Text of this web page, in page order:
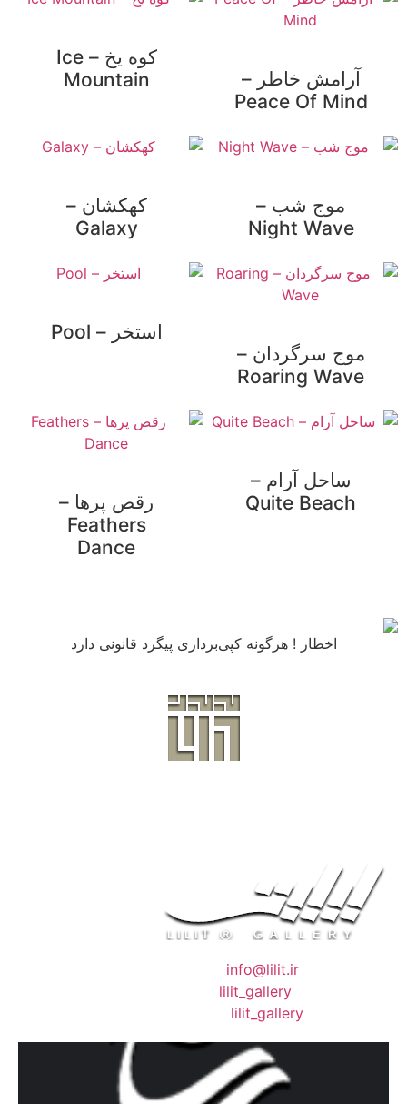
آرامش خاطر –
Peace Of Mind
کوه یخ – Ice
Mountain
موج شب –
Night Wave
کهکشان –
Galaxy
موج سرگردان –
Roaring Wave
استخر – Pool
ساحل آرام –
Quite Beach
رقص پرها –
Feathers
Dance
اخطار ! هرگونه کپی‌برداری پیگرد قانونی دارد
info@lilit.ir
lilit_gallery
lilit_gallery